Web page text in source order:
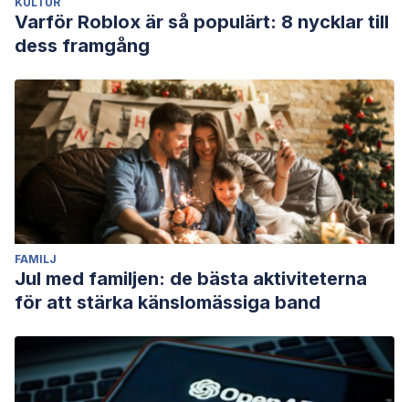
Varför Roblox är så populärt: 8 nycklar till
dess framgång
FAMILJ
Jul med familjen: de bästa aktiviteterna
för att stärka känslomässiga band